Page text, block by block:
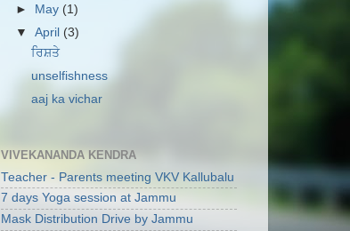
►
May (1)
▼April (3)
ਰਿਸ਼ਤੇ
unselfishness
aaj ka vichar
VIVEKANANDA KENDRA
Teacher - Parents meeting VKV Kallubalu
7 days Yoga session at Jammu
Mask Distribution Drive by Jammu